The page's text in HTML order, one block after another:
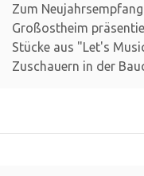
Zum
Großostheim
Stücke aus "Let's
Zuschauern in der